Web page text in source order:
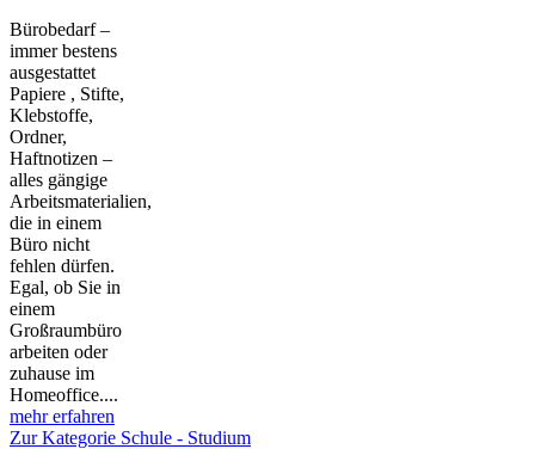
Bürobedarf –
immer bestens
ausgestattet
Papiere , Stifte,
Klebstoffe,
Ordner,
Haftnotizen –
alles gängige
Arbeitsmaterialien,
die in einem
Büro nicht
fehlen dürfen.
Egal, ob Sie in
einem
Großraumbüro
arbeiten oder
zuhause im
Homeoffice....
mehr erfahren
Zur Kategorie Schule - Studium